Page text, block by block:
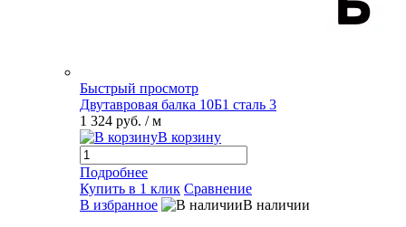
Быстрый просмотр
Двутавровая балка 10Б1 сталь 3
1 324 руб. / м
В корзину
Подробнее
Купить в 1 клик Сравнение
В избранное
В наличии